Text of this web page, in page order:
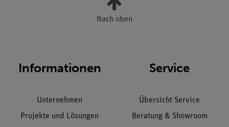
Nach oben
Informationen
Unternehmen
Projekte und Lösungen
Service
Übersicht Service
Beratung & Showroom